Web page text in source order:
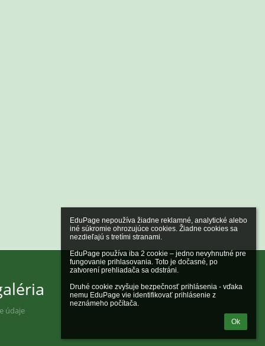
EduPage nepoužíva žiadne reklamné, analytické alebo
iné súkromie ohrozujúce cookies. Žiadne cookies sa
nezdieľajú s tretími stranami.
EduPage používa iba 2 cookie – jedno nevyhnutné pre
fungovanie prihlasovania. Toto je dočasné, po
zatvorení prehliadača sa odstráni.
Druhé cookie zvyšuje bezpečnosť prihlásenia - vďaka
nemu EduPage vie identifikovať prihlásenie z
neznámeho počítača.
Ok
údaje